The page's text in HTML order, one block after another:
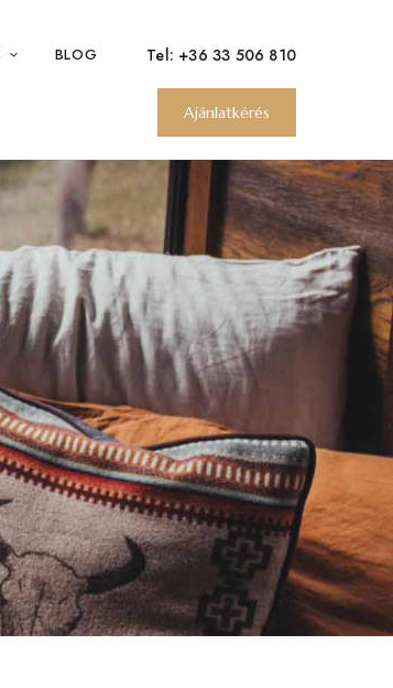
BLOG Tel: +36 33 506 810
Ajánlatkérés